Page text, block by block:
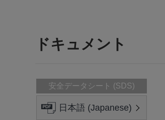
ドキュメント
安全データシート (SDS)
日本語 (Japanese)